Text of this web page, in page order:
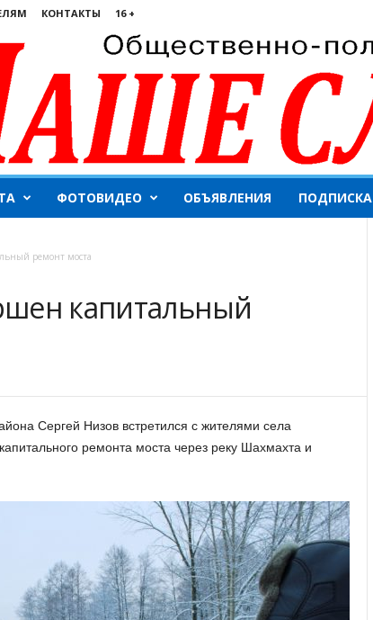
КОНТАКТЫ 16 +
ФОТОВИДЕО ОБЪЯВЛЕНИЯ ПОДПИСКА
ремонт моста
капитальный
Сергей Низов встретился с жителями села
ремонта моста через реку Шахмахта и